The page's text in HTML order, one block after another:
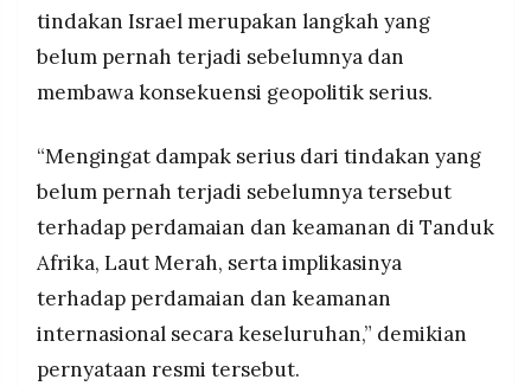
PT.
MEDIA
PRAMUDITA
tindakan Israel merupakan langkah yang
belum pernah terjadi sebelumnya dan
membawa konsekuensi geopolitik serius.
“Mengingat dampak serius dari tindakan yang
belum pernah terjadi sebelumnya tersebut
terhadap perdamaian dan keamanan di Tanduk
Afrika, Laut Merah, serta implikasinya
terhadap perdamaian dan keamanan
internasional secara keseluruhan,” demikian
pernyataan resmi tersebut.